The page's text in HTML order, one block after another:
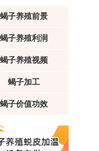
蝎子养殖前景
蝎子养殖利润
蝎子养殖视频
蝎子加工
蝎子价值功效